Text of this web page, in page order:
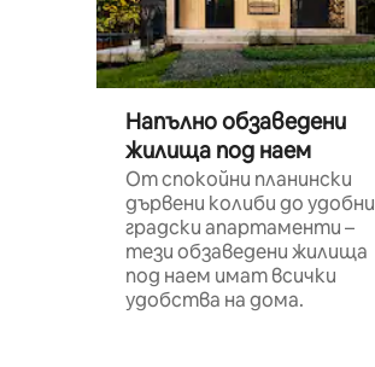
Напълно обзаведени
жилища под наем
От спокойни планински
дървени колиби до удобни
градски апартаменти –
тези обзаведени жилища
под наем имат всички
удобства на дома.